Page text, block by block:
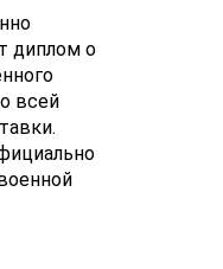
диплом о
всей